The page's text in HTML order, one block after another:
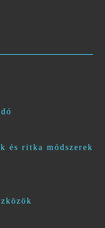
és ritka módszerek